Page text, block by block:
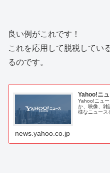
良い例がこれです！
これを応用して脱税してい
るのです。
Yahoo!ニ
Yahoo!ニュ
か、映像、雑
様なニュース
news.yahoo.co.jp